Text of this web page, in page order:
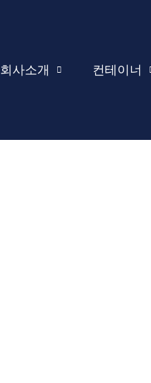
회사소개 컨테이너